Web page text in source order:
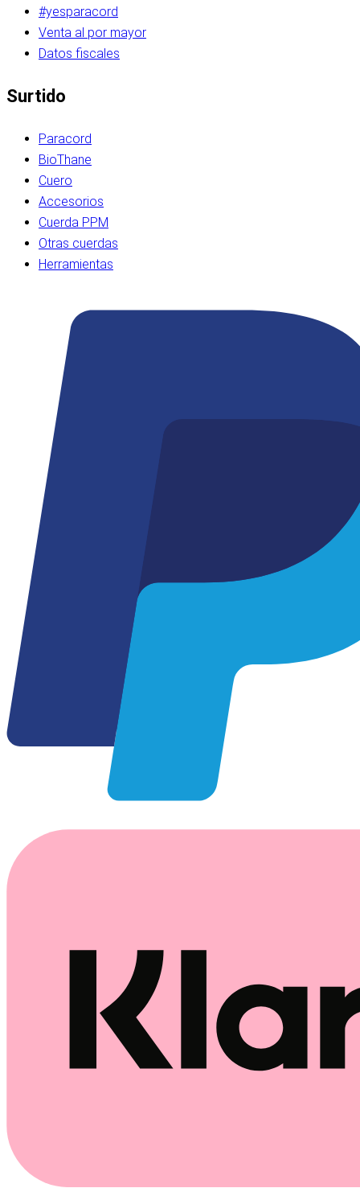
#yesparacord
Venta al por mayor
Datos fiscales
Surtido
Paracord
BioThane
Cuero
Accesorios
Cuerda PPM
Otras cuerdas
Herramientas